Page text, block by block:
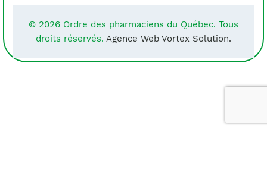
© 2026 Ordre des pharmaciens du Québec. Tous
droits réservés. Agence Web Vortex Solution.